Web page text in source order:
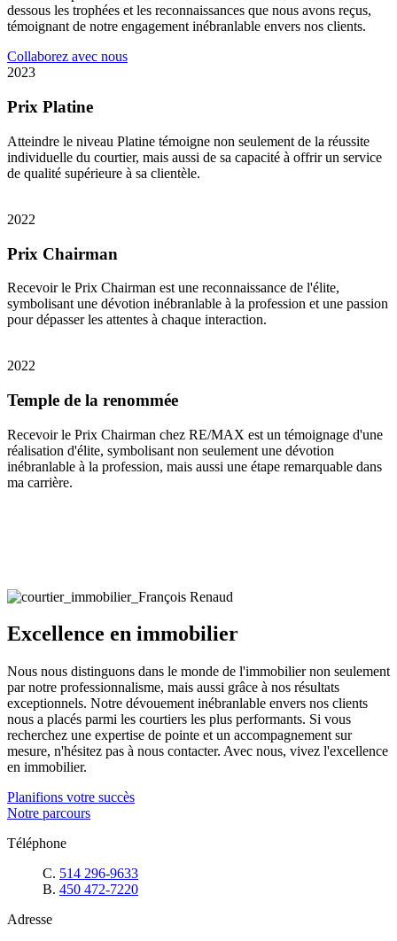
dessous les trophées et les reconnaissances que nous avons reçus,
témoignant de notre engagement inébranlable envers nos clients.
Collaborez avec nous
2023
Prix Platine
Atteindre le niveau Platine témoigne non seulement de la réussite
individuelle du courtier, mais aussi de sa capacité à offrir un service
de qualité supérieure à sa clientèle.
2022
Prix Chairman
Recevoir le Prix Chairman est une reconnaissance de l'élite,
symbolisant une dévotion inébranlable à la profession et une passion
pour dépasser les attentes à chaque interaction.
2022
Temple de la renommée
Recevoir le Prix Chairman chez RE/MAX est un témoignage d'une
réalisation d'élite, symbolisant non seulement une dévotion
inébranlable à la profession, mais aussi une étape remarquable dans
ma carrière.
Excellence en immobilier
Nous nous distinguons dans le monde de l'immobilier non seulement
par notre professionnalisme, mais aussi grâce à nos résultats
exceptionnels. Notre dévouement inébranlable envers nos clients
nous a placés parmi les courtiers les plus performants. Si vous
recherchez une expertise de pointe et un accompagnement sur
mesure, n'hésitez pas à nous contacter. Avec nous, vivez l'excellence
en immobilier.
Planifions votre succès
Notre parcours
Téléphone
C. 514 296-9633
B. 450 472-7220
Adresse